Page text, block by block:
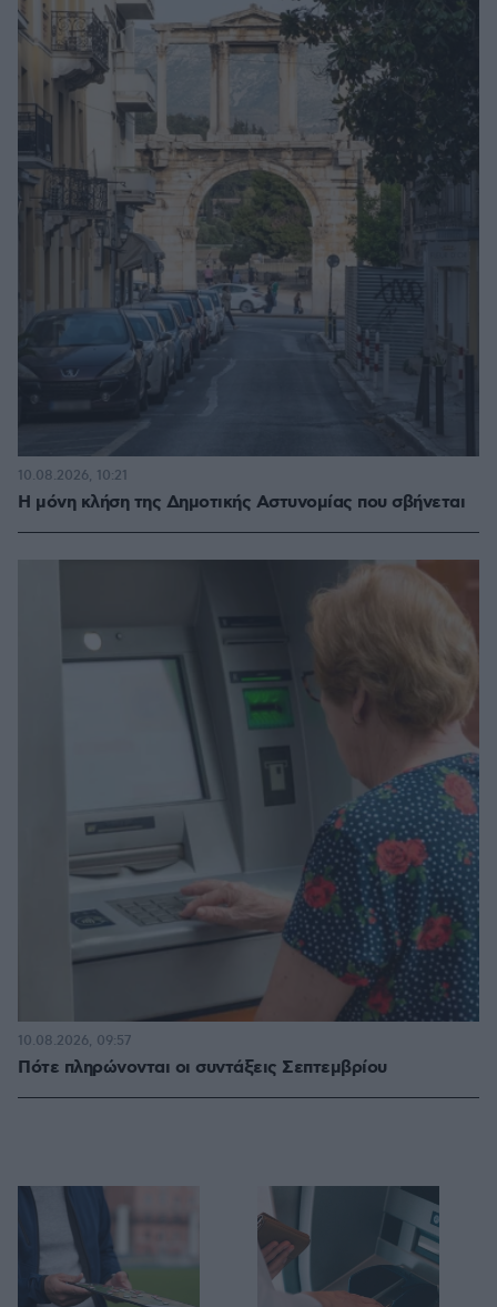
Η μόνη κλήση της Δημοτικής Αστυνομίας που σβήνεται
10.08.2026, 10:21
Πότε πληρώνονται οι συντάξεις Σεπτεμβρίου
10.08.2026, 09:57